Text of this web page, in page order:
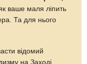
ваше маля ліпить
Та для нього
відомий
на Заході